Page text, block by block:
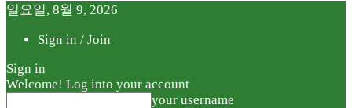
일요일, 8월 9, 2026
Sign in / Join
Sign in
Welcome! Log into your account
your username